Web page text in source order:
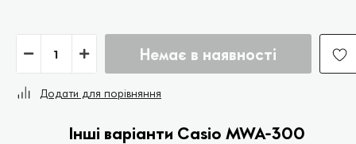
Немає в наявності
Додати для порівняння
Інші варіанти Casio MWA-300